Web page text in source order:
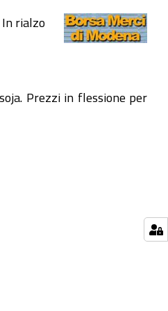
rialzo
Prezzi in flessione per